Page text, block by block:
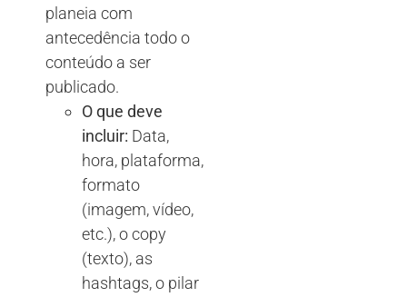
planeia com
antecedência todo o
conteúdo a ser
publicado.
O que deve
incluir: Data,
hora, plataforma,
formato
(imagem, vídeo,
etc.), o copy
(texto), as
hashtags, o pilar